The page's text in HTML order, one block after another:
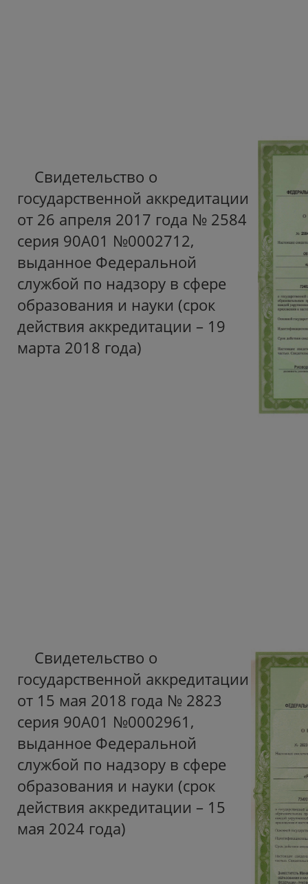
Свидетельство о
государственной аккредитации
от 26 апреля 2017 года № 2584
серия 90А01 №0002712,
выданное Федеральной
службой по надзору в сфере
образования и науки (срок
действия аккредитации – 19
марта 2018 года)
Свидетельство о
государственной аккредитации
от 15 мая 2018 года № 2823
серия 90А01 №0002961,
выданное Федеральной
службой по надзору в сфере
образования и науки (срок
действия аккредитации – 15
мая 2024 года)